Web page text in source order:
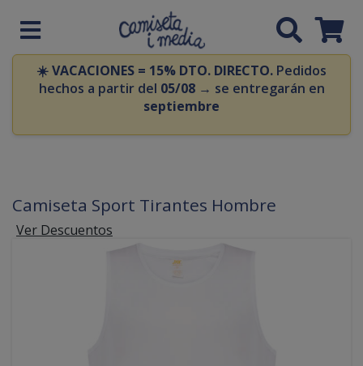
☀️VACACIONES = 15% DTO. DIRECTO. Pedidos
hechos a partir del 05/08→ se entregarán en
septiembre
Camiseta Sport Tirantes Hombre
Ver Descuentos